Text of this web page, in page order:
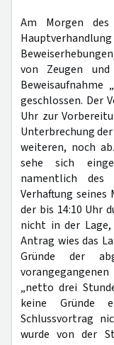
Am Morgen
von Zeugen und
Beweisaufnahme
geschlossen. Der
Uhr zur
Unterbrechung
weiteren, noch
sehe sich
namentlich des
Verhaftung seines
der bis 14:10 Uhr
nicht in der Lage,
Antrag wies das
Gründe der
„netto drei
keine Gründe
Schlussvortrag
wurde von der